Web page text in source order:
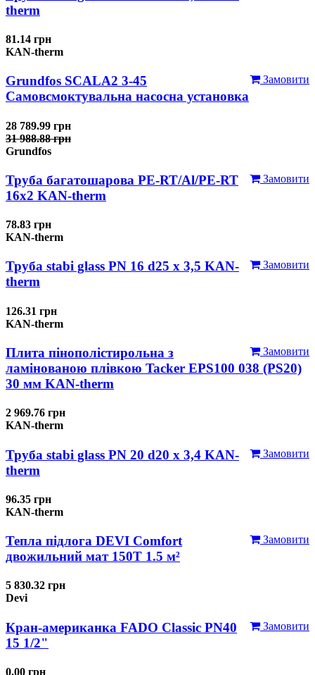
therm
81.14 грн
KAN-therm
Замовити
Grundfos SCALA2 3-45
Самовсмоктувальна насосна установка
28 789.99 грн
31 988.88 грн
Grundfos
Замовити
Труба багатошарова PE-RT/Al/PE-RT
16x2 KAN-therm
78.83 грн
KAN-therm
Замовити
Труба stabi glass PN 16 d25 х 3,5 KAN-
therm
126.31 грн
KAN-therm
Замовити
Плита пінополістирольна з
ламінованою плівкою Tacker EPS100 038 (PS20)
30 мм KAN-therm
2 969.76 грн
KAN-therm
Замовити
Труба stabi glass PN 20 d20 х 3,4 KAN-
therm
96.35 грн
KAN-therm
Замовити
Тепла підлога DEVI Comfort
двожильний мат 150T 1.5 м²
5 830.32 грн
Devi
Замовити
Кран-американка FADO Classic PN40
15 1/2"
0.00 грн